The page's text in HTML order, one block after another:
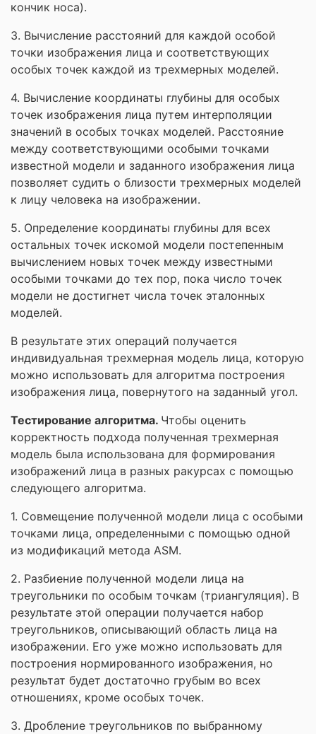
кончик носа).
3. Вычисление расстояний для каждой особой
точки изображения лица и соответствующих
особых точек каждой из трехмерных моделей.
4. Вычисление координаты глубины для особых
точек изображения лица путем интерполяции
значений в особых точках моделей. Расстояние
между соответствующими особыми точками
известной модели и заданного изображения лица
позволяет судить о близости трехмерных моделей
к лицу человека на изображении.
5. Определение координаты глубины для всех
остальных точек искомой модели постепенным
вычислением новых точек между известными
особыми точками до тех пор, пока число точек
модели не достигнет числа точек эталонных
моделей.
В результате этих операций получается
индивидуальная трехмерная модель лица, которую
можно использовать для алгоритма построения
изображения лица, повернутого на заданный угол.
Тестирование алгоритма. Чтобы оценить
корректность подхода полученная трехмерная
модель была использована для формирования
изображений лица в разных ракурсах с помощью
следующего алгоритма.
1. Совмещение полученной модели лица с особыми
точками лица, определенными с помощью одной
из модификаций метода ASM.
2. Разбиение полученной модели лица на
треугольники по особым точкам (триангуляция). В
результате этой операции получается набор
треугольников, описывающий область лица на
изображении. Его уже можно использовать для
построения нормированного изображения, но
результат будет достаточно грубым во всех
отношениях, кроме особых точек.
3. Дробление треугольников по выбранному